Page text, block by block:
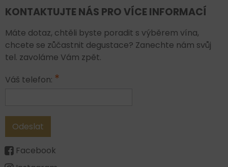
KONTAKTUJTE NÁS PRO VÍCE INFORMACÍ
Máte dotaz, chtěli byste poradit s výběrem vína,
chcete se zůčastnit degustace? Zanechte nám svůj
tel. zavoláme Vám zpět.
Váš telefon: *
Odeslat
Facebook